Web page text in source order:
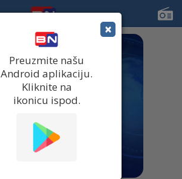
×
Preuzmite našu
Android aplikaciju.
Kliknite na
ikonicu ispod.